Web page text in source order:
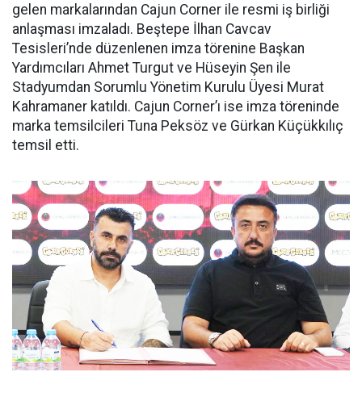
gelen markalarından Cajun Corner ile resmi iş birliği
anlaşması imzaladı. Beştepe İlhan Cavcav
Tesisleri’nde düzenlenen imza törenine Başkan
Yardımcıları Ahmet Turgut ve Hüseyin Şen ile
Stadyumdan Sorumlu Yönetim Kurulu Üyesi Murat
Kahramaner katıldı. Cajun Corner’ı ise imza töreninde
marka temsilcileri Tuna Peksöz ve Gürkan Küçükkılıç
temsil etti.